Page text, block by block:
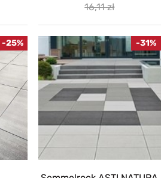
16,11
-25% -31%